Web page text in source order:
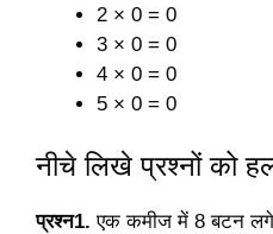
2 × 0 = 0
3 × 0 = 0
4 × 0 = 0
5 × 0 = 0
नीचे लिखे प्रश्नों को
प्रश्न1. एक कमीज में 8 बटन लगे